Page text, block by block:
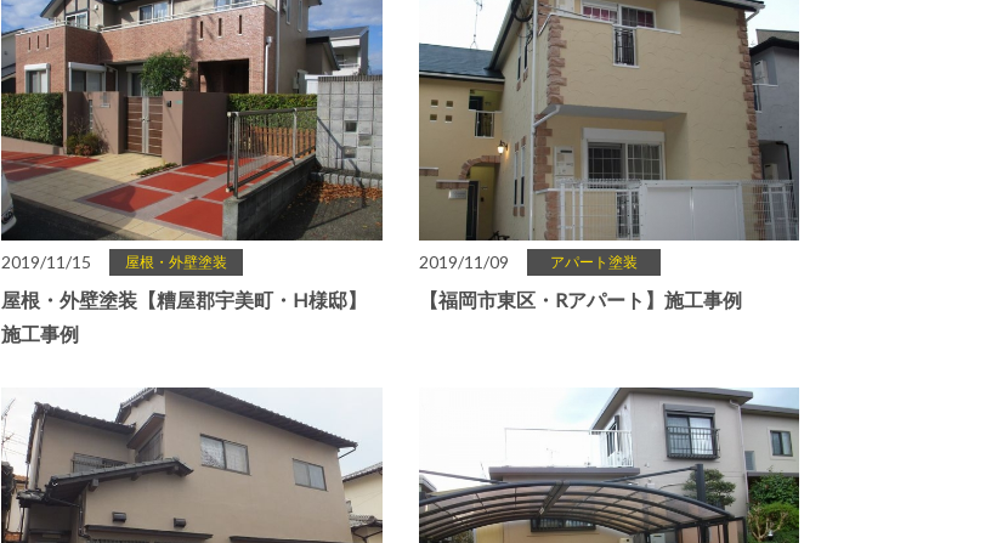
2019/11/15 屋根・外壁塗装
屋根・外壁塗装【糟屋郡宇美町・H様邸】
施工事例
2019/11/09 アパート塗装
【福岡市東区・Rアパート】施工事例